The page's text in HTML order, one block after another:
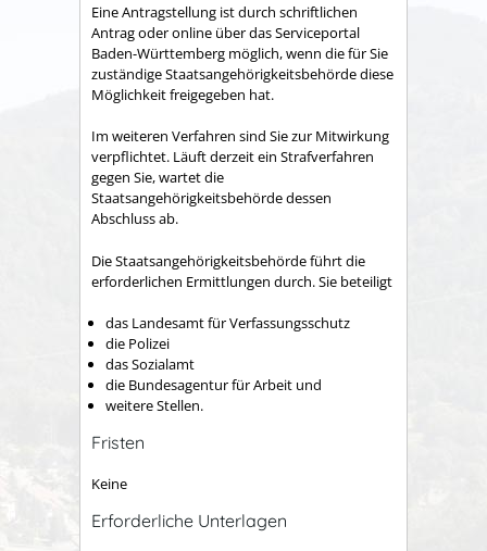
Eine Antragstellung istdurch schriftlichen
Antragoder online über das Serviceportal
Baden-Württemberg möglich, wenn die für Sie
zuständige Staatsangehörigkeitsbehörde diese
Möglichkeit freigegeben hat.
Im weiteren Verfahren sind Sie zur Mitwirkung
verpflichtet. Läuft derzeit ein Strafverfahren
gegen Sie, wartet die
Staatsangehörigkeitsbehörde dessen
Abschluss ab.
Die Staatsangehörigkeitsbehörde führt die
erforderlichen Ermittlungen durch. Sie beteiligt
das Landesamt für Verfassungsschutz
die Polizei
das Sozialamt
die Bundesagentur für Arbeit und
weitere Stellen.
Fristen
Keine
Erforderliche Unterlagen